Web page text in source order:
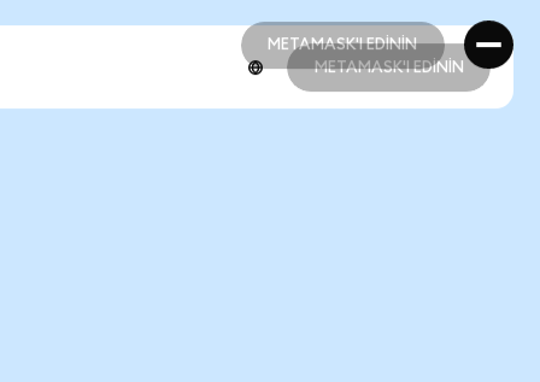
METAMASK'I EDİNİN
METAMASK'I EDİNİN
METAMASK'I EDİNİN